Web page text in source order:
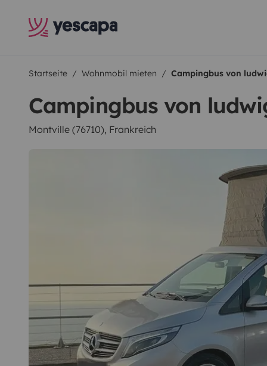
Startseite Wohnmobil mieten Campingbus von
Campingbus von
Montville (76710), Frankreich